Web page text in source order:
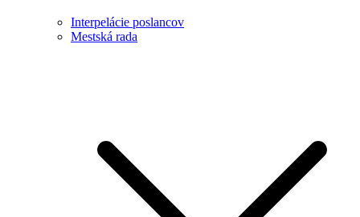
Interpelácie poslancov
Mestská rada